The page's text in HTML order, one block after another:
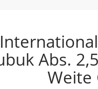
Abs.
Weite